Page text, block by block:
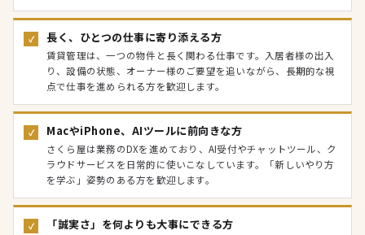
✓ 長く、ひとつの仕事に寄り添える方
賃貸管理は、一つの物件と長く関わる仕事です。入居者様の出入
り、設備の状態、オーナー様のご要望を追いながら、長期的な視
点で仕事を進められる方を歓迎します。
✓ MacやiPhone、AIツールに前向きな方
さくら屋は業務のDXを進めており、AI受付やチャットツール、ク
ラウドサービスを日常的に使いこなしています。「新しいやり方
を学ぶ」姿勢のある方を歓迎します。
✓ 「誠実さ」を何よりも大事にできる方